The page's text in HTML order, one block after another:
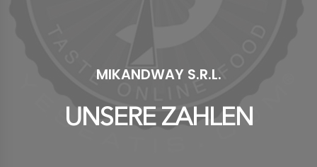
MIKANDWAY S.R.L.
UNSERE ZAHLEN